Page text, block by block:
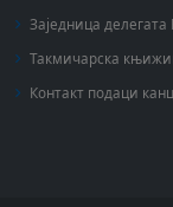
Заједница делегата
Такмичарска
Контакт подаци